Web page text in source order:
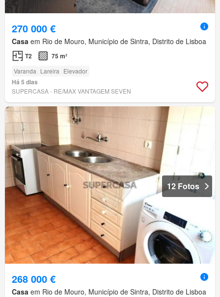
270 000 €
Casa em Rio de Mouro, Município de Sintra, Distrito de Lisboa
T2 75 m²
Varanda Lareira Elevador
Há 5 dias
SUPERCASA - RE/MAX VANTAGEM SEVEN
12 Fotos
268 000 €
Casa em Rio de Mouro, Município de Sintra, Distrito de Lisboa